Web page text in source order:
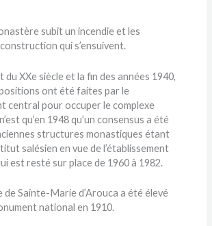
subit un incendie et les
qui s’ensuivent.
du XXe siècle et la fin des années 1940,
ont été faites par le
central pour occuper le complexe
qu’en 1948 qu’un consensus a été
structures monastiques étant
salésien en vue de l’établissement
est resté sur place de 1960 à 1982.
de Sainte-Marie d’Arouca a été élevé
national en 1910.